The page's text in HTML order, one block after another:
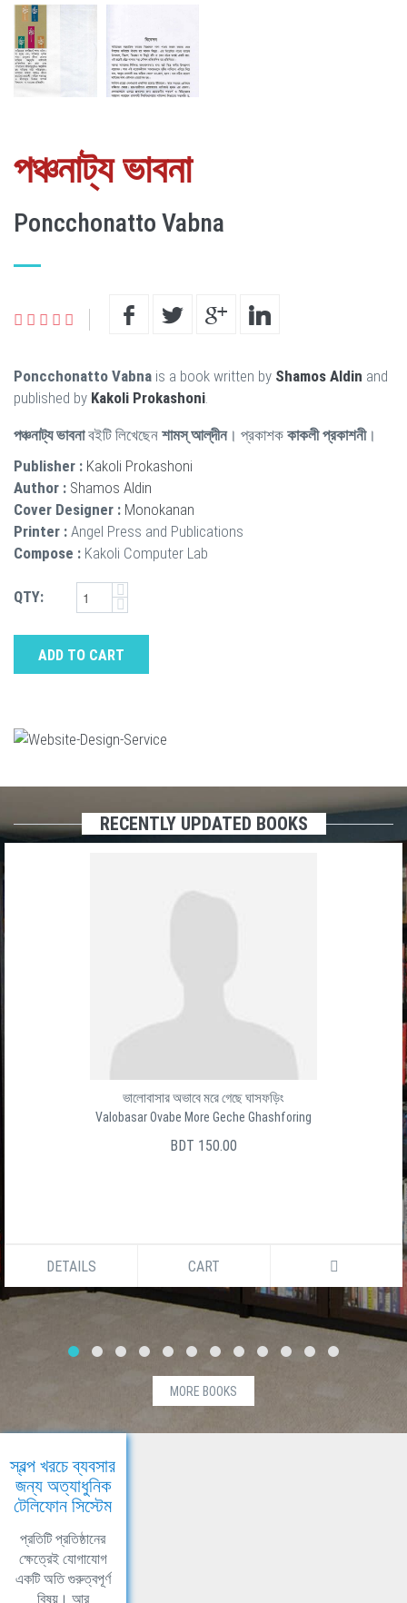
পঞ্চনাট্য ভাবনা
Poncchonatto Vabna
Poncchonatto Vabna is a book written by Shamos Aldin and
published by Kakoli Prokashoni
পঞ্চনাট্য ভাবনাবইটি লিখেছেন শামস্‌ আল্‌দীন। প্রকাশক কাকলী প্রকাশনী।
Publisher : Kakoli Prokashoni
Author : Shamos Aldin
Cover Designer : Monokanan
Printer : Angel Press and Publications
Compose : Kakoli Computer Lab
QTY:
ADD TO CART
RECENTLY UPDATED BOOKS
ভালোবাসার অভাবে মরে গেছে ঘাসফড়িং
Valobasar Ovabe More Geche Ghashforing
BDT 150.00
DETAILS CART
MORE BOOKS
স্বল্প খরচে ব্যবসার
জন্য অত্যাধুনিক
টেলিফোন সিস্টেম
প্রতিটি প্রতিষ্ঠানের
ক্ষেত্রেই যোগাযোগ
একটি অতি গুরুত্বপূর্ণ
বিষয়। আর